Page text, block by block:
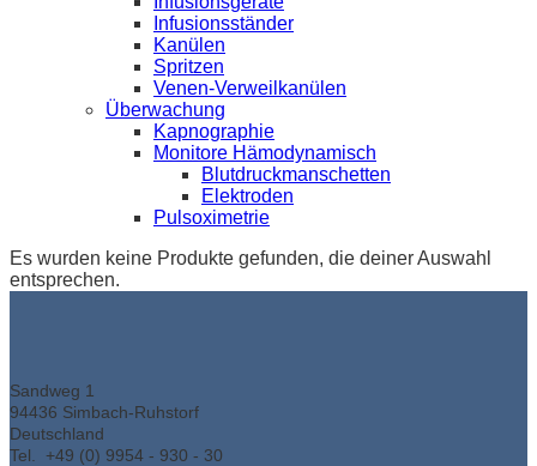
Infusionsständer
Kanülen
Spritzen
Venen-Verweilkanülen
Überwachung
Kapnographie
Monitore Hämodynamisch
Blutdruckmanschetten
Elektroden
Pulsoximetrie
Es wurden keine Produkte gefunden, die deiner Auswahl
entsprechen.
Sandweg 1
94436 Simbach-Ruhstorf
Deutschland
Tel. +49 (0) 9954 - 930 - 30